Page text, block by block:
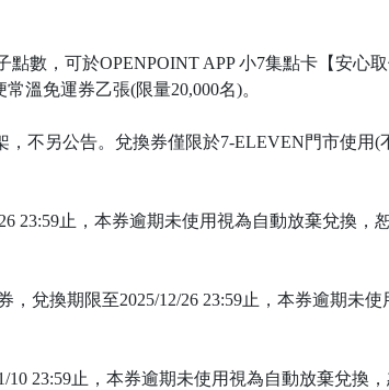
數，可於OPENPOINT APP 小7集點卡【安心
溫免運券乙張(限量20,000名)。
不另公告。兌換券僅限於7-ELEVEN門市使用(
23:59止，本券逾期未使用視為自動放棄兌換，
，兌換期限至2025/12/26 23:59止，本券逾期未
23:59止，本券逾期未使用視為自動放棄兌換